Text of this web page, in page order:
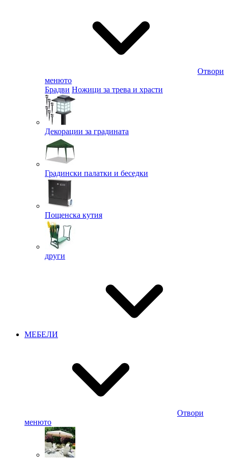
Отвори
менюто
Брадви Ножици за трева и храсти
Декорации за градината
Градински палатки и беседки
Пощенска кутия
други
МЕБЕЛИ
Отвори
менюто